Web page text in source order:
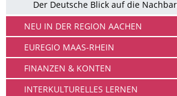
Der Deutsche Blick auf die
NEU IN DER REGION AACHEN
EUREGIO MAAS-RHEIN
FINANZEN & KONTEN
INTERKULTURELLES LERNEN